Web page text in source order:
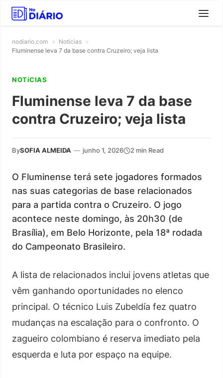
nodiario.com » Notícias »
Fluminense leva 7 da base contra Cruzeiro; veja lista
NOTíCIAS
Fluminense leva 7 da base
contra Cruzeiro; veja lista
BySOFIA ALMEIDA — junho 1, 2026 2 min Read
O Fluminense terá sete jogadores formados
nas suas categorias de base relacionados
para a partida contra o Cruzeiro. O jogo
acontece neste domingo, às 20h30 (de
Brasília), em Belo Horizonte, pela 18ª rodada
do Campeonato Brasileiro.
A lista de relacionados inclui jovens atletas que
vêm ganhando oportunidades no elenco
principal. O técnico Luis Zubeldía fez quatro
mudanças na escalação para o confronto. O
zagueiro colombiano é reserva imediato pela
esquerda e luta por espaço na equipe.